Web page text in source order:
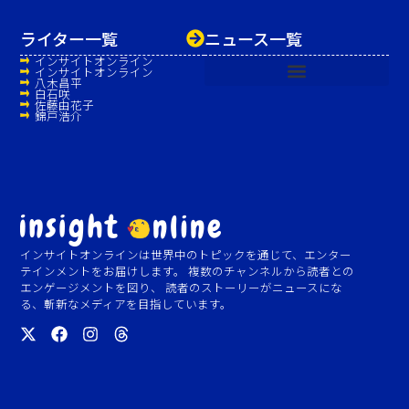
インサイトオンラインは世界中のトピックを通じて、エンター
テインメントをお届けします。 複数のチャンネルから読者との
エンゲージメントを図り、 読者のストーリーがニュースにな
る、斬新なメディアを目指しています。
ニュース一覧
ライター一覧
インサイトオンライン
インサイトオンライン
八木昌平
白石咲
佐藤由花子
錦戸浩介